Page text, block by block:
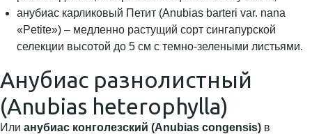
анубиас карликовый Петит (Anubias barteri var. nana
«Petite») – медленно растущий сорт сингапурской
селекции высотой до 5 см с темно-зелеными листьями.
Анубиас разнолистный
(Anubias heterophylla)
Или анубиас конголезский (Anubias congensis) в